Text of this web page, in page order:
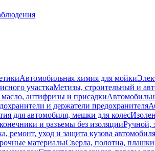
Автомобильная химия для мойки
участкаМетизы, строительный и
антифризы и присадки
и держатели предохранителя
для автомобиля, мешки для колес
и разъемы без изоляцииРучной,
ремонт, уход и защита кузова автомобиля
материалыСверла, полотна,